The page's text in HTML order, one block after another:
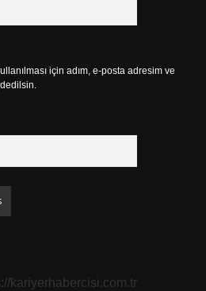
için adım, e-posta adresim ve
kariyerhabercisi.com.tr